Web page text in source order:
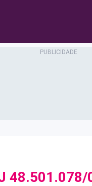
48.501.078/